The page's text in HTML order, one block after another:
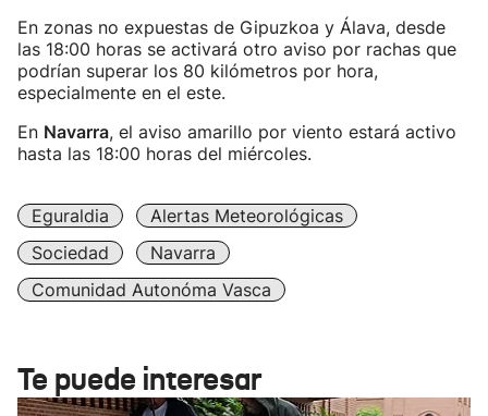
En zonas no expuestas de Gipuzkoa y Álava, desde
las 18:00 horas se activará otro aviso por rachas que
podrían superar los 80 kilómetros por hora,
especialmente en el este.
En Navarra, el aviso amarillo por viento estará activo
hasta las 18:00 horas del miércoles.
Eguraldia
Alertas Meteorológicas
Sociedad
Navarra
Comunidad Autonóma Vasca
Te puede interesar